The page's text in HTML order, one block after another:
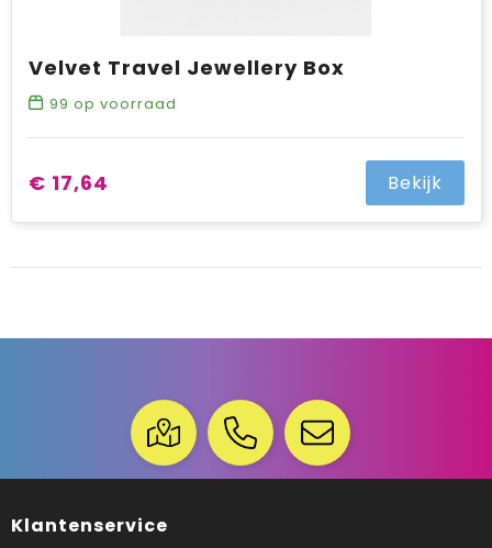
Velvet Travel Jewellery Box
99 op voorraad
€ 17,64 Bekijk
Klantenservice